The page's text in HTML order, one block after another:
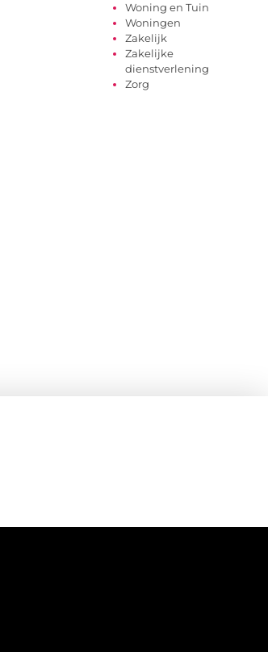
Woning en Tuin
Woningen
Zakelijk
Zakelijke
dienstverlening
Zorg